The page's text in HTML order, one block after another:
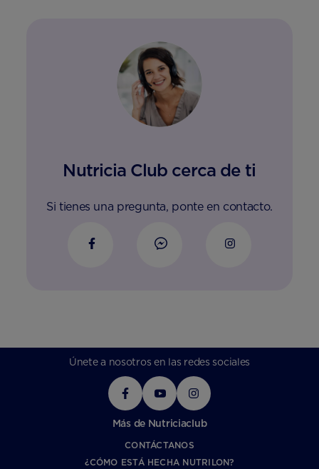
Nutricia Club cerca de ti
Si tienes una pregunta, ponte en contacto.
Únete a nosotros en las redes sociales
Más de Nutriciaclub
CONTÁCTANOS
¿CÓMO ESTÁ HECHA NUTRILON?